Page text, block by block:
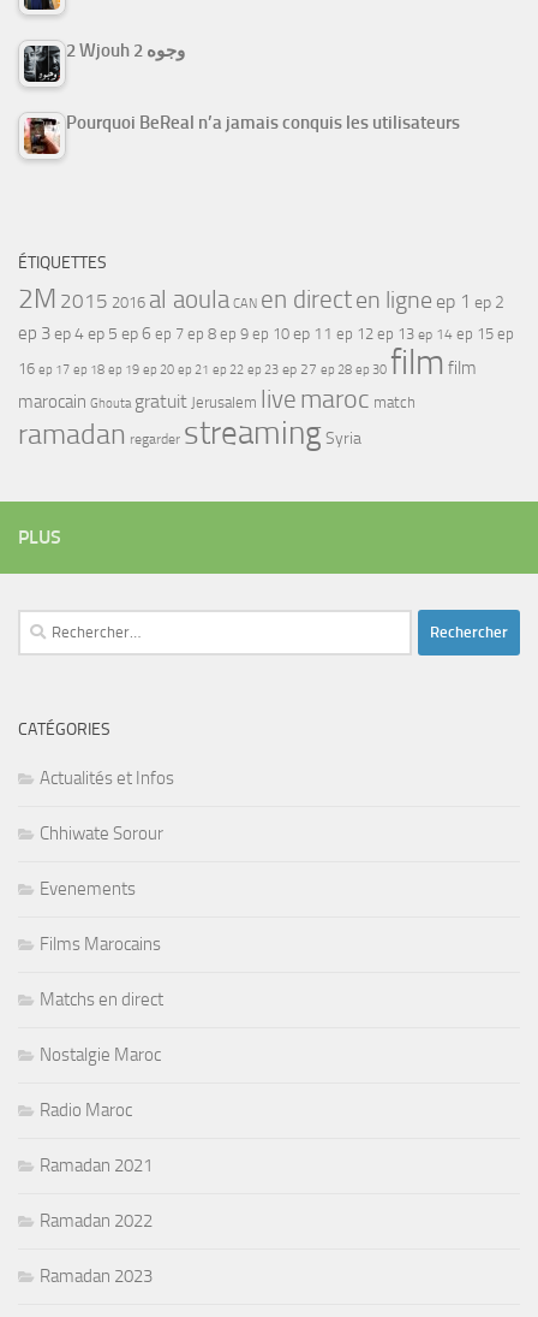
2 Wjouh 2 وجوه
Pourquoi BeReal n’a jamais conquis les utilisateurs
ÉTIQUETTES
2M 2015 2016 al aoula CAN en directen ligne ep 1 ep 2
ep 3ep 4ep 5 ep 6 ep 7 ep 8 ep 9 ep 10 ep 11 ep 12 ep 13 ep 14 ep 15 ep
16 ep 17 ep 18 ep 19 ep 20 ep 21 ep 22 ep 23 ep 27 ep 28 ep 30 film film
marocain Ghouta gratuit Jerusalem live maroc match
ramadan regarder streamingSyria
PLUS
Rechercher :
CATÉGORIES
Actualités et Infos
Chhiwate Sorour
Evenements
Films Marocains
Matchs en direct
Nostalgie Maroc
Radio Maroc
Ramadan 2021
Ramadan 2022
Ramadan 2023